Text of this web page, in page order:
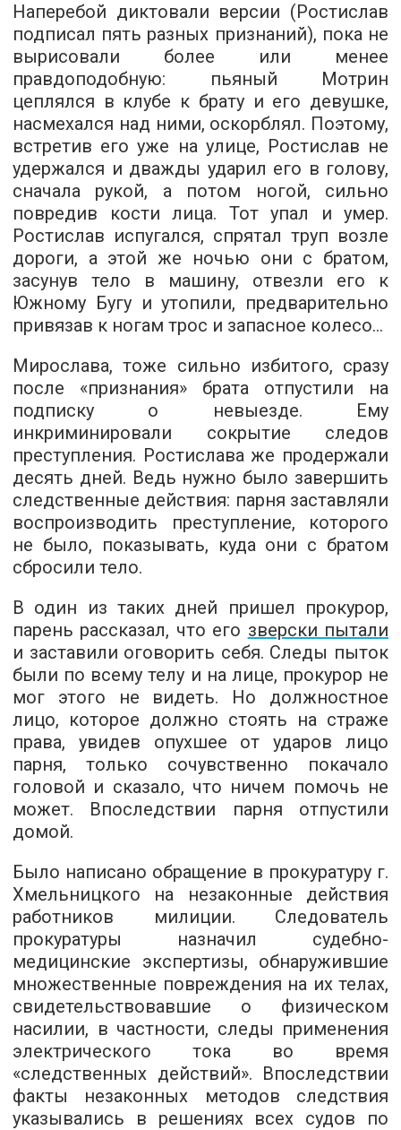
Наперебой диктовали версии (Ростислав
подписал пять разных признаний), пока не
вырисовали более или менее
правдоподобную: пьяный Мотрин
цеплялся в клубе к брату и его девушке,
насмехался над ними, оскорблял. Поэтому,
встретив его уже на улице, Ростислав не
удержался и дважды ударил его в голову,
сначала рукой, а потом ногой, сильно
повредив кости лица. Тот упал и умер.
Ростислав испугался, спрятал труп возле
дороги, а этой же ночью они с братом,
засунув тело в машину, отвезли его к
Южному Бугу и утопили, предварительно
привязав к ногам трос и запасное колесо...
Мирослава, тоже сильно избитого, сразу
после «признания» брата отпустили на
подписку о невыезде. Ему
инкриминировали сокрытие следов
преступления. Ростислава же продержали
десять дней. Ведь нужно было завершить
следственные действия: парня заставляли
воспроизводить преступление, которого
не было, показывать, куда они с братом
сбросили тело.
В один из таких дней пришел прокурор,
парень рассказал, что его зверски пытали
и заставили оговорить себя. Следы пыток
были по всему телу и на лице, прокурор не
мог этого не видеть. Но должностное
лицо, которое должно стоять на страже
права, увидев опухшее от ударов лицо
парня, только сочувственно покачало
головой и сказало, что ничем помочь не
может. Впоследствии парня отпустили
домой.
Было написано обращение в прокуратуру г.
Хмельницкого на незаконные действия
работников милиции. Следователь
прокуратуры назначил судебно-
медицинские экспертизы, обнаружившие
множественные повреждения на их телах,
свидетельствовавшие о физическом
насилии, в частности, следы применения
электрического тока во время
«следственных действий». Впоследствии
факты незаконных методов следствия
указывались в решениях всех судов по